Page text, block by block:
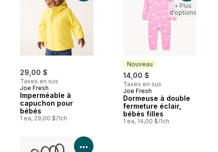
29,00 $
Taxes en sus
Joe Fresh
Imperméable à
capuchon pour
bébés
1 ea, 29,00 $/1ch
Nouveau
14,00 $
Taxes en sus
Nouveau
Joe Fresh
Dormeuse à double
fermeture éclair,
bébés filles
1 ea, 14,00 $/1ch
+ Plus
d'options
Voir les détails du produit